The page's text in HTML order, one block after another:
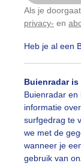
Als je
privacy- en
Heb je al een
Buienradar is
Buienradar en
informatie
surfgedrag te
we met de
wanneer je
gebruik van
Gebruik je